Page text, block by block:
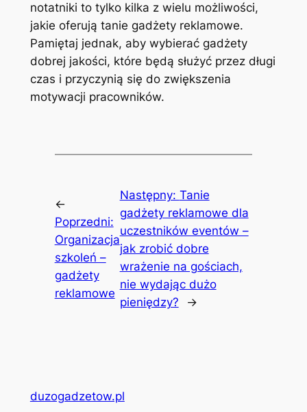
notatniki to tylko kilka z wielu możliwości,
jakie oferują tanie gadżety reklamowe.
Pamiętaj jednak, aby wybierać gadżety
dobrej jakości, które będą służyć przez długi
czas i przyczynią się do zwiększenia
motywacji pracowników.
←
Poprzedni:
Organizacja
szkoleń –
gadżety
reklamowe
Następny: Tanie
gadżety reklamowe dla
uczestników eventów –
jak zrobić dobre
wrażenie na gościach,
nie wydając dużo
pieniędzy?
→
duzogadzetow.pl